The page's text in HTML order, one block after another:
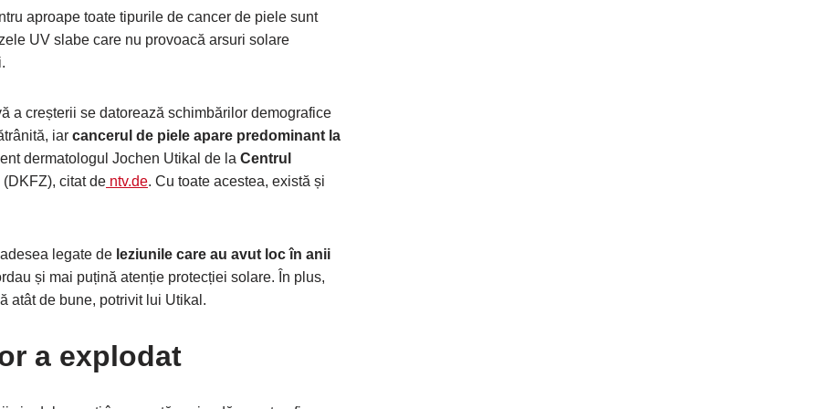
aproape toate tipurile de cancer de piele sunt
UV slabe care nu provoacă arsuri solare
a creșterii se datorează schimbărilor demografice
iar cancerul de piele apare predominant la
dermatologul Jochen Utikal de la Centrul
(DKFZ), citat de ntv.de. Cu toate acestea, există și
legate de leziunile care au avut loc în anii
și mai puțină atenție protecției solare. În plus,
atât de bune, potrivit lui Utikal.
a explodat